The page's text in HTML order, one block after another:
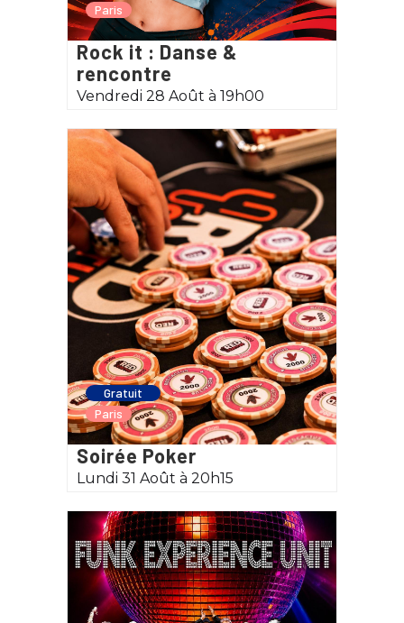
Paris
Rock it : Danse &
rencontre
Vendredi 28 Août à 19h00
Gratuit
Paris
Soirée Poker
Lundi 31 Août à 20h15